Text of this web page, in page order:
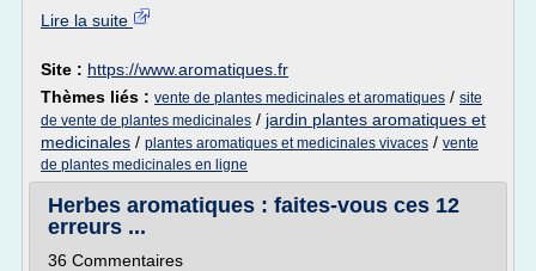
Lire la suite
Site : https://www.aromatiques.fr
Thèmes liés : vente de plantes medicinales et aromatiques / site
de vente de plantes medicinales / jardin plantes aromatiques et
medicinales / plantes aromatiques et medicinales vivaces / vente
de plantes medicinales en ligne
Herbes aromatiques : faites-vous ces 12
erreurs ...
36 Commentaires